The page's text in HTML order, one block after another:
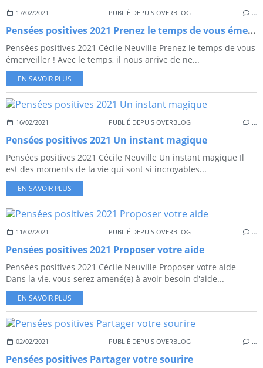
17/02/2021 PUBLIÉ DEPUIS OVERBLOG …
Pensées positives 2021 Prenez le temps de vous émerveiller !
Pensées positives 2021 Cécile Neuville Prenez le temps de vous
émerveiller ! Avec le temps, il nous arrive de ne...
EN SAVOIR PLUS
16/02/2021 PUBLIÉ DEPUIS OVERBLOG …
Pensées positives 2021 Un instant magique
Pensées positives 2021 Cécile Neuville Un instant magique Il
est des moments de la vie qui sont si incroyables...
EN SAVOIR PLUS
11/02/2021 PUBLIÉ DEPUIS OVERBLOG …
Pensées positives 2021 Proposer votre aide
Pensées positives 2021 Cécile Neuville Proposer votre aide
Dans la vie, vous serez amené(e) à avoir besoin d'aide...
EN SAVOIR PLUS
02/02/2021 PUBLIÉ DEPUIS OVERBLOG …
Pensées positives Partager votre sourire